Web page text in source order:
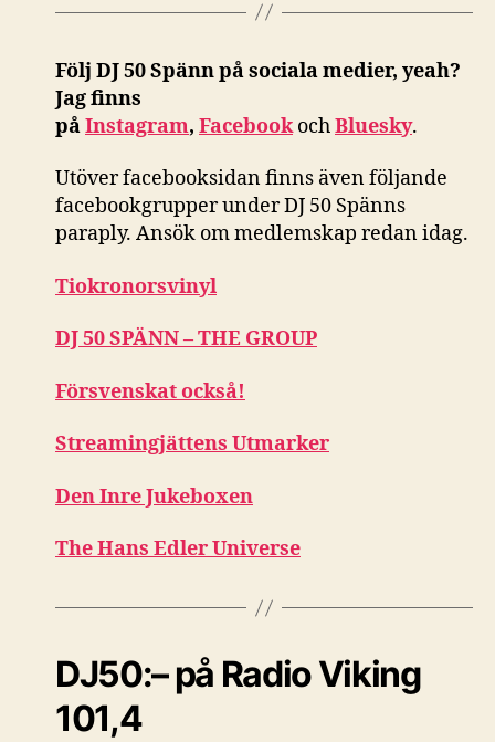
Följ DJ 50 Spänn på sociala medier, yeah?
Jag finns
påInstagram, FacebookochBluesky.
Utöver facebooksidan finns även följande
facebookgrupper under DJ 50 Spänns
paraply. Ansök om medlemskap redan idag.
Tiokronorsvinyl
DJ 50 SPÄNN – THE GROUP
Försvenskat också!
Streamingjättens Utmarker
Den Inre Jukeboxen
The Hans Edler Universe
DJ50:– på Radio Viking
101,4